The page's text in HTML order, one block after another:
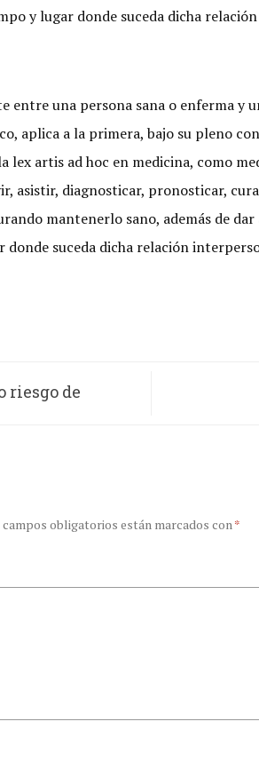
y lugar donde suceda dicha
entre una persona sana o enferma y
aplica a la primera, bajo su pleno
lex artis ad hoc en medicina, como
asistir, diagnosticar, pronosticar,
mantenerlo sano, además de
donde suceda dicha relación
riesgo de
campos obligatorios están marcados con*